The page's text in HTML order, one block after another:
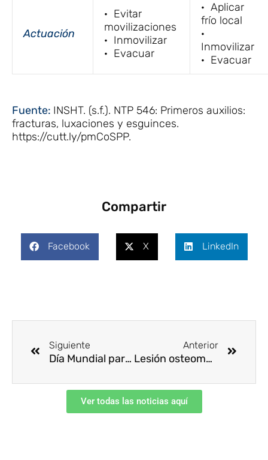
Actuación
· Evitar
movilizaciones
· Inmovilizar
· Evacuar
· Aplicar
frío local
·
Inmovilizar
· Evacuar
Fuente: INSHT. (s.f.). NTP 546: Primeros auxilios:
fracturas, luxaciones y esguinces.
https://cutt.ly/pmCoSPP.
Compartir
Facebook X LinkedIn
Siguiente
Día Mundial para la Prevención del Suicidio – 10 de septiembre
Anterior
Lesión osteomuscular por manipulación de cargas
Ver todas las noticias aquí